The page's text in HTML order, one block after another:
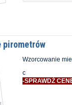
pirometrów
Wzorcowanie
c
-SPRAWDŹ